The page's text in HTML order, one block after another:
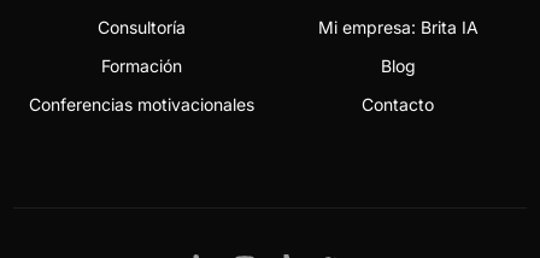
Consultoría
Formación
Conferencias motivacionales
Mi empresa: Brita IA
Blog
Contacto